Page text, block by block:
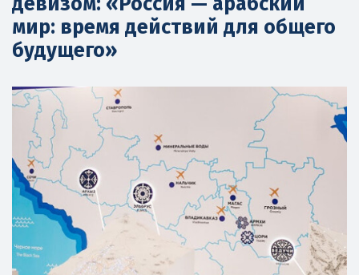
мир: время действий для общего
будущего»